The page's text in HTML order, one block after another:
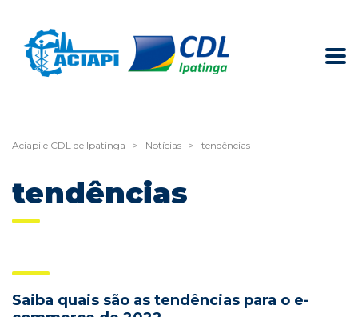
Aciapi e CDL de Ipatinga > Notícias > tendências
tendências
Saiba quais são as tendências para o e-